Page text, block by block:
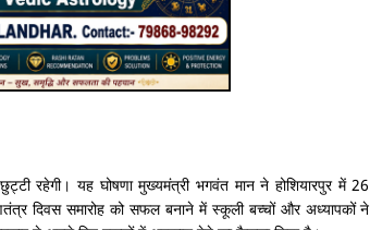
रहेगी। यह घोषणा मुख्यमंत्री भगवंत मान ने होशियारपुर में 26
दिवस समारोह को सफल बनाने में स्कूली बच्चों और अध्यापकों ने